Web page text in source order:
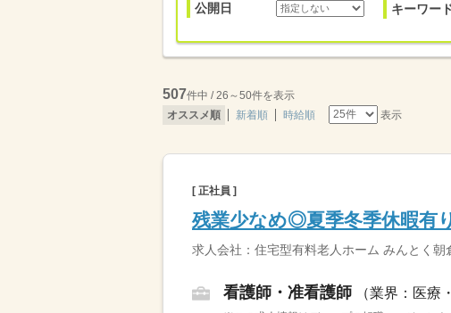
公開日 キーワー
507件中 / 26～50件を表示
オススメ順
新着順 時給順 表示
[ 正社員 ]
残業少なめ◎夏季冬季休暇
求人会社：住宅型有料老人ホーム みんとく
看護師・准看護師 （業界：医療